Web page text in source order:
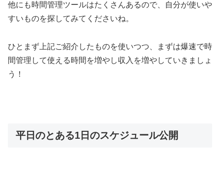
他にも時間管理ツールはたくさんあるので、自分が使いや
すいものを探してみてくださいね。
ひとまず上記ご紹介したものを使いつつ、まずは爆速で時
間管理して使える時間を増やし収入を増やしていきましょ
う！
平日のとある1日のスケジュール公開